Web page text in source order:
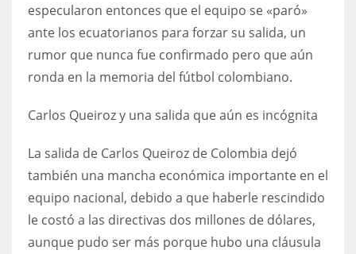
OAK
19
24
MIA
17
especularon entonces que el equipo se «paró»
ante los ecuatorianos para forzar su salida, un
rumor que nunca fue confirmado pero que aún
ronda en la memoria del fútbol colombiano.
Carlos Queiroz y una salida que aún es incógnita
La salida de Carlos Queiroz de Colombia dejó
también una mancha económica importante en el
equipo nacional, debido a que haberle rescindido
le costó a las directivas dos millones de dólares,
aunque pudo ser más porque hubo una cláusula